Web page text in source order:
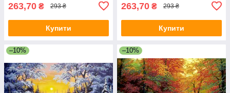
263,70 ₴ 293 ₴
Купити
263,70 ₴ 293 ₴
Купити
–10% –10%